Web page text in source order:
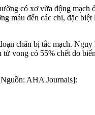
có xơ vữa động mạch
máu đến các chi, đặc
chân bị tắc mạch.
vong có 55% chết do
AHA Journals]: